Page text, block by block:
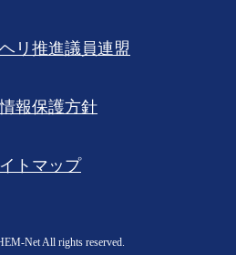
リ推進議員連盟
報保護方針
トマップ
Net All rights reserved.